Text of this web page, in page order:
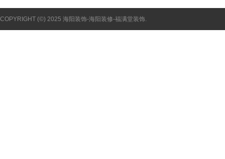
COPYRIGHT (©) 2025 海阳装饰-海阳装修-福满堂装饰.